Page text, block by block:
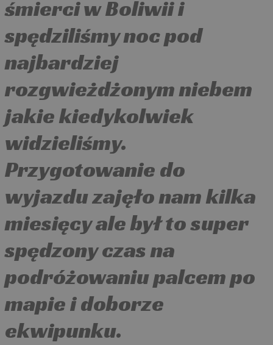
śmierci w Boliwii i
spędziliśmy noc pod
najbardziej
rozgwieżdżonym niebem
jakie kiedykolwiek
widzieliśmy.
Przygotowanie do
wyjazdu zajęło nam kilka
miesięcy ale był to super
spędzony czas na
podróżowaniu palcem po
mapie i doborze
ekwipunku.